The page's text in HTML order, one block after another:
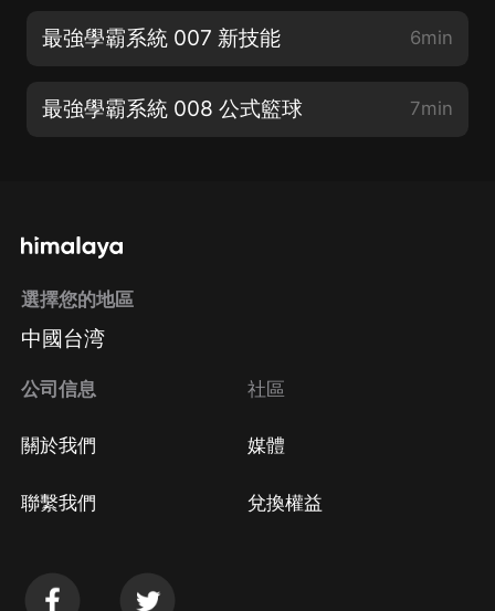
最強學霸系統 007 新技能 6min
最強學霸系統 008 公式籃球 7min
選擇您的地區
中國台湾
公司信息
關於我們
聯繫我們
社區
媒體
兌換權益